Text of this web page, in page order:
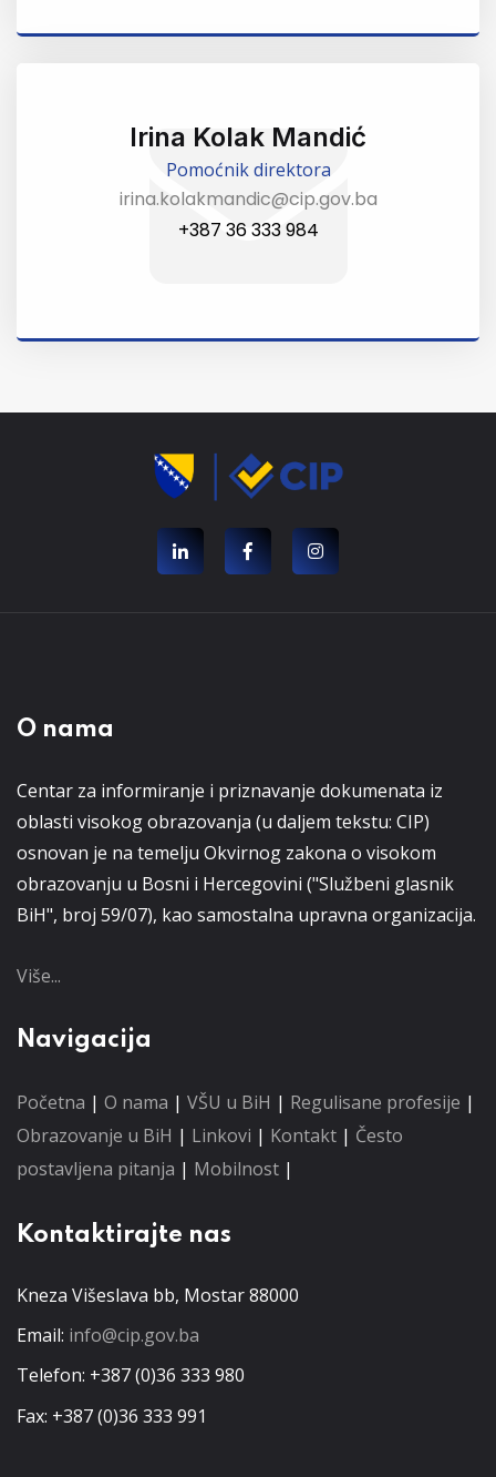
Irina Kolak Mandić
Pomoćnik direktora
irina.kolakmandic@cip.gov.ba
+387 36 333 984
O nama
Centar za informiranje i priznavanje dokumenata iz
oblasti visokog obrazovanja (u daljem tekstu: CIP)
osnovan je na temelju Okvirnog zakona o visokom
obrazovanju u Bosni i Hercegovini ("Službeni glasnik
BiH", broj 59/07), kao samostalna upravna organizacija.
Više...
Navigacija
Početna | O nama | VŠU u BiH | Regulisane profesije |
Obrazovanje u BiH | Linkovi | Kontakt | Često
postavljena pitanja | Mobilnost |
Kontaktirajte nas
Kneza Višeslava bb, Mostar 88000
Email: info@cip.gov.ba
Telefon: +387 (0)36 333 980
Fax: +387 (0)36 333 991